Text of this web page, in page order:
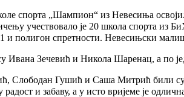
спорта „Шампион“ из Невесиња
учествовало је 20 школа спорта из
и полигон спретности. Невесињски
Ивана Зечевић и Никола Шаренац, а
Слободан Гушић и Саша Митрић били су
и забаву, а у исто вријеме је